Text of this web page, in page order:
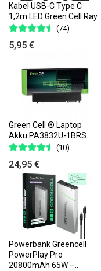
Kabel USB-C Type C
1,2m LED Green Cell Ray..
(74)
5,95 €
Green Cell ® Laptop
Akku PA3832U-1BRS..
(10)
24,95 €
Powerbank Greencell
PowerPlay Pro
20800mAh 65W –..